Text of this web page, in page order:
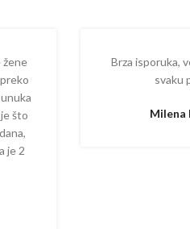
žene
što
je 2
Brza isporuka,
svaku
Milena